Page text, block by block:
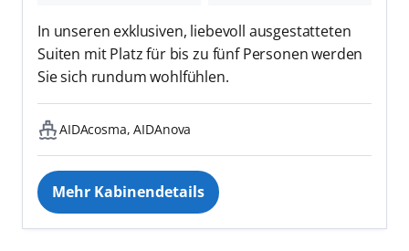
In unseren exklusiven, liebevoll ausgestatteten
Suiten mit Platz für bis zu fünf Personen werden
Sie sich rundum wohlfühlen.
AIDAcosma, AIDAnova
Mehr Kabinendetails